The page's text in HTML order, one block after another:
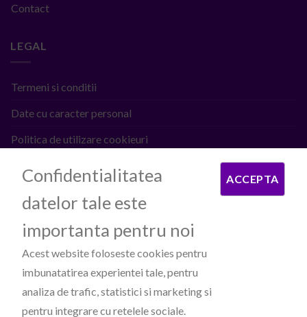
Contact
LEGAL
Termeni si conditii
Date cu caracter personal
Politica de utilizare cookieuri
PROCESATOARE DE PLATI
Confidentialitatea
datelor tale este
importanta pentru noi
Acest website foloseste cookies pentru
imbunatatirea experientei tale, pentru
analiza de trafic, statistici si marketing si
pentru integrare cu retelele sociale.
ACCEPTA